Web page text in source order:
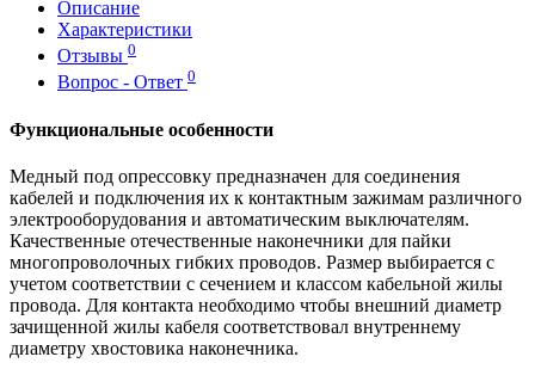
Описание
Характеристики
Отзывы 0
Вопрос - Ответ 0
Функциональные особенности
Медный под опрессовку предназначен для соединения
кабелей и подключения их к контактным зажимам различного
электрооборудования и автоматическим выключателям.
Качественные отечественные наконечники для пайки
многопроволочных гибких проводов. Размер выбирается с
учетом соответствии с сечением и классом кабельной жилы
провода. Для контакта необходимо чтобы внешний диаметр
зачищенной жилы кабеля соответствовал внутреннему
диаметру хвостовика наконечника.